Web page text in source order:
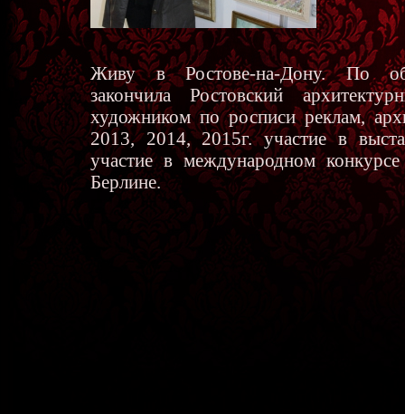
Живу в Ростове-на-Дону. По
закончила Ростовский
художником по росписи реклам,
2013, 2014, 2015г. участие в
участие в международном
Берлине.